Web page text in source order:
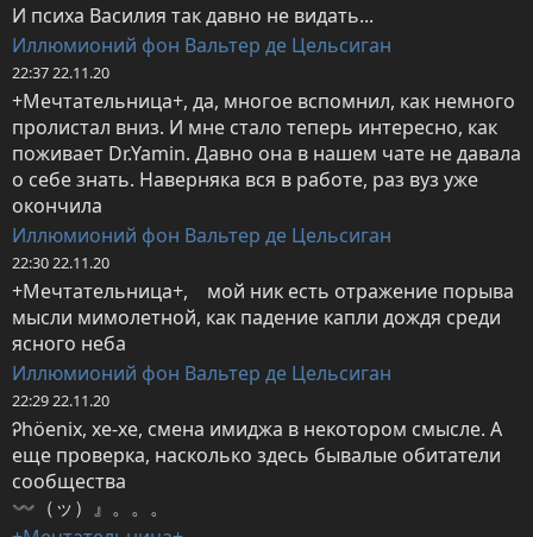
И психа Василия так давно не видать...
Иллюмионий фон Вальтер де Цельсиган
22:37 22.11.20
+Мечтательница+, да, многое вспомнил, как немного
пролистал вниз. И мне стало теперь интересно, как
поживает Dr.Yamin. Давно она в нашем чате не давала
о себе знать. Наверняка вся в работе, раз вуз уже
окончила
Иллюмионий фон Вальтер де Цельсиган
22:30 22.11.20
+Мечтательница+,　мой ник есть отражение порыва
мысли мимолетной, как падение капли дождя среди
ясного неба
Иллюмионий фон Вальтер де Цельсиган
22:29 22.11.20
Ꭾhöenix, хе-хе, смена имиджа в некотором смысле. А
еще проверка, насколько здесь бывалые обитатели
сообщества
〰（ッ）』。。。